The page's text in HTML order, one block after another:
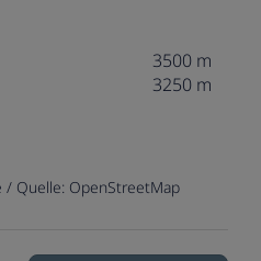
3500 m
3250 m
/ Quelle: OpenStreetMap